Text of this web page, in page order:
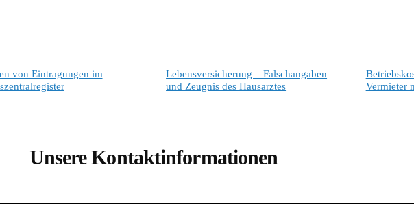
von Eintragungen im
Lebensversicherung – Falschangaben
und Zeugnis des Hausarztes
Vermieter
Unsere Kontaktinformationen